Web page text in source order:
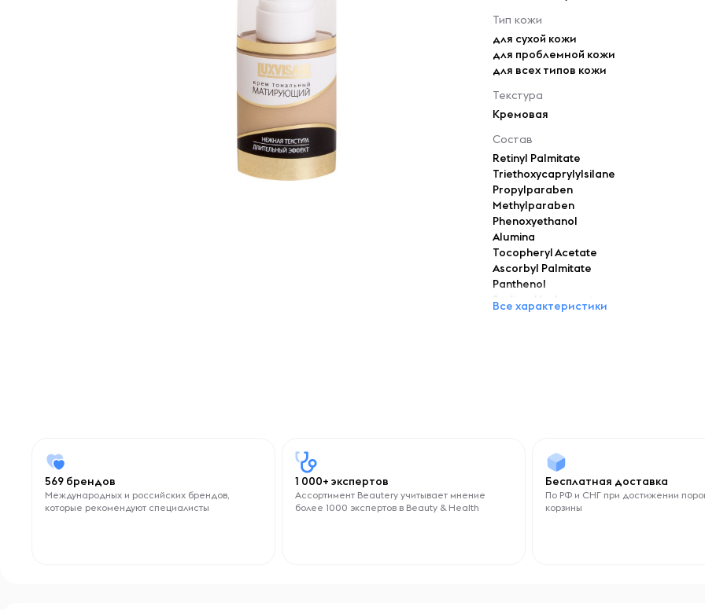
Тип кожи
для сухой кожи
для проблемной кожи
для всех типов кожи
Текстура
Кремовая
Состав
Retinyl Palmitate
Triethoxycaprylylsilane
Propylparaben
Methylparaben
Phenoxyethanol
Alumina
Tocopheryl Acetate
Ascorbyl Palmitate
Panthenol
Sodium Hyaluronate
Dimethicone Crosspolymer
Все характеристики
569 брендов
Международных и российских брендов,
которые рекомендуют специалисты
1 000+ экспертов
Ассортимент Beautery учитывает мнение
более 1000 экспертов в Beauty & Health
Бесплатная доставка
По РФ и СНГ при достижении
корзины